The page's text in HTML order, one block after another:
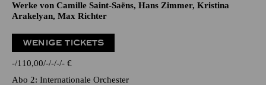
Werke von Camille Saint-Saëns, Hans Zimmer, Kristina
Arakelyan, Max Richter
WENIGE TICKETS
- 110,00 - - - - €
Abo 2: Internationale Orchester